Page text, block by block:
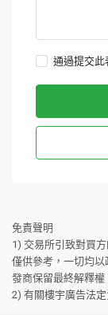
通過提交此
免責聲明
1) 交易所引致對買
僅供參考，一切均
發商保留最終解釋
2) 有關樓宇廣告法